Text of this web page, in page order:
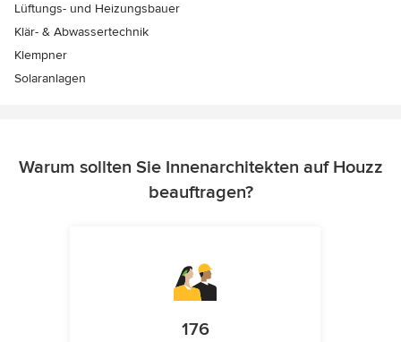
Lüftungs- und Heizungsbauer
Klär- & Abwassertechnik
Klempner
Solaranlagen
Warum sollten Sie Innenarchitekten auf Houzz
beauftragen?
176